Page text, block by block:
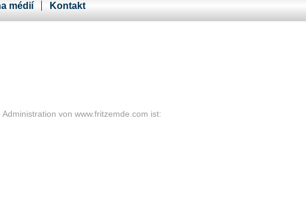
médií Kontakt
von www.fritzemde.com ist: